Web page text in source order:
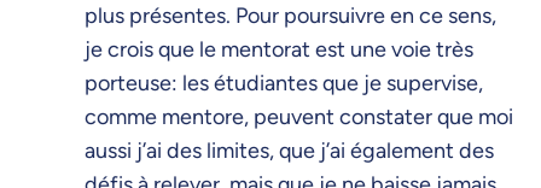
plus présentes. Pour poursuivre en ce sens,
je crois que le mentorat est une voie très
porteuse: les étudiantes que je supervise,
comme mentore, peuvent constater que moi
aussi j’ai des limites, que j’ai également des